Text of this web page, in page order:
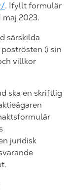
. Ifyllt formulär
maj 2023.
särskilda
(i sin
villkor
ska en skriftlig
juridisk